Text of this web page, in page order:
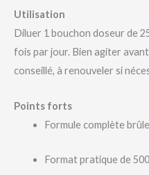
Utilisation
Diluer 1 bouchon doseur de
fois par jour. Bien agiter
conseillé, à renouveler si
Points forts
Formule complète
Format pratique de